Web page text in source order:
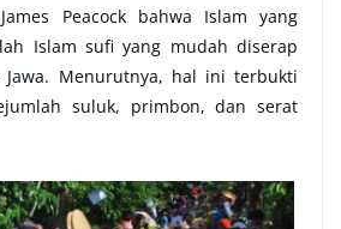
Peacock bahwa Islam yang
Islam sufi yang mudah diserap
Jawa. Menurutnya, hal ini terbukti
suluk, primbon, dan serat